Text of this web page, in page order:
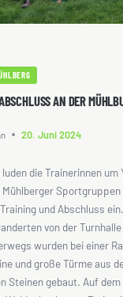
AN DER
20. Juni 2024
luden die Trainerinnen um
Mühlberger
und Abschluss
von der
wurden bei einer
und große Türme aus
Steinen gebaut. Auf